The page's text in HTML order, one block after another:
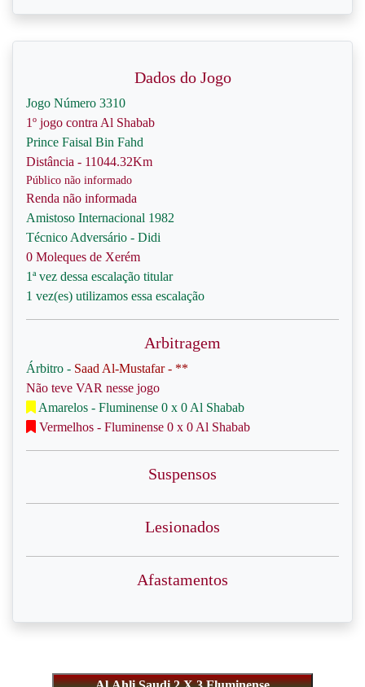
Dados do Jogo
Jogo Número 3310
1º jogo contra Al Shabab
Prince Faisal Bin Fahd
Distância - 11044.32Km
Público não informado
Renda não informada
Amistoso Internacional 1982
Técnico Adversário - Didi
0 Moleques de Xerém
1ª vez dessa escalação titular
1 vez(es) utilizamos essa escalação
Arbitragem
Árbitro - Saad Al-Mustafar - **
Não teve VAR nesse jogo
Amarelos - Fluminense 0 x 0 Al Shabab
Vermelhos - Fluminense 0 x 0 Al Shabab
Suspensos
Lesionados
Afastamentos